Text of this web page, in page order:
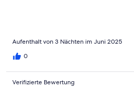
Aufenthalt von 3 Nächten im Juni 2025
0
Verifizierte Bewertung